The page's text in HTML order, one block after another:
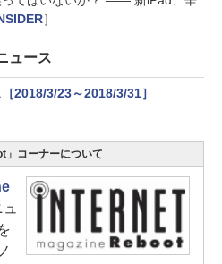
］
ュース
2018/3/23～2018/3/31］
」コーナーについて